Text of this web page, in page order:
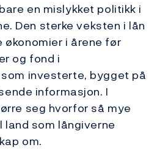
en mislykket politikk i
Den sterke veksten i lån
i årene før
og fond i
investerte, bygget på
informasjon. I
seg hvorfor så mye
som långiverne
om.